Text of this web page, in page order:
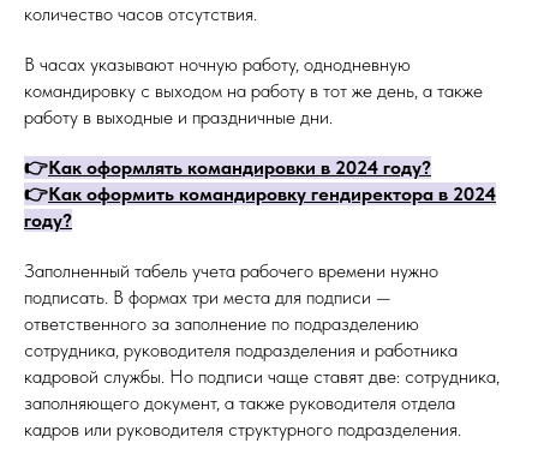
количество часов отсутствия.
В часах указывают ночную работу, однодневную
командировку с выходом на работу в тот же день, а также
работу в выходные и праздничные дни.
👉Как оформлять командировки в 2024 году?
👉Как оформить командировку гендиректора в 2024
году?
Заполненный табель учета рабочего времени нужно
подписать. В формах три места для подписи —
ответственного за заполнение по подразделению
сотрудника, руководителя подразделения и работника
кадровой службы. Но подписи чаще ставят две: сотрудника,
заполняющего документ, а также руководителя отдела
кадров или руководителя структурного подразделения.